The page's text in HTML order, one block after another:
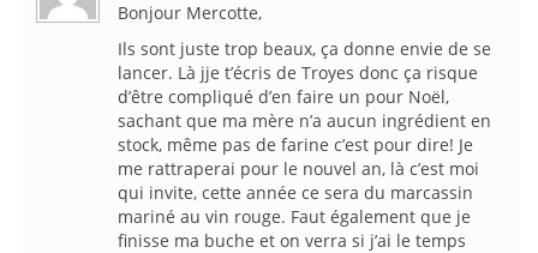
Bonjour Mercotte,
Ils sont juste trop beaux, ça donne envie de se
lancer. Là jje t’écris de Troyes donc ça risque
d’être compliqué d’en faire un pour Noël,
sachant que ma mère n’a aucun ingrédient en
stock, même pas de farine c’est pour dire! Je
me rattraperai pour le nouvel an, là c’est moi
qui invite, cette année ce sera du marcassin
mariné au vin rouge. Faut également que je
finisse ma buche et on verra si j’ai le temps